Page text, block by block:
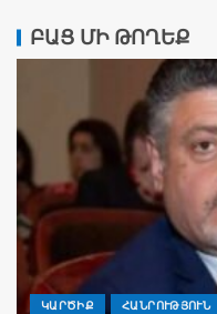
ԲԱՑ ՄԻ ԹՈՂԵՔ
ԿԱՐԾԻՔ ՀԱՆՐՈՒԹՅՈՒՆ